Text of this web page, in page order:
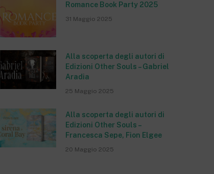
Romance Book Party 2025
31 Maggio 2025
Alla scoperta degli autori di
Edizioni Other Souls – Gabriel
Aradia
25 Maggio 2025
Alla scoperta degli autori di
Edizioni Other Souls –
Francesca Sepe, Fion Elgee
20 Maggio 2025